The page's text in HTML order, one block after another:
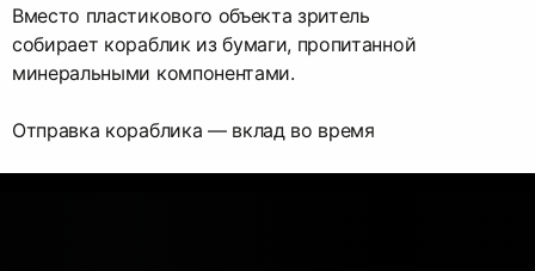
Вместо пластикового объекта зритель
собирает кораблик из бумаги, пропитанной
минеральными компонентами.
Отправка кораблика — вклад во время